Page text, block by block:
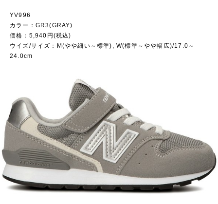
YV996
カラー：GR3(GRAY)
価格：5,940円(税込)
ウイズ/サイズ：M(やや細い～標準), W(標準～やや幅広)/17.0～
24.0cm